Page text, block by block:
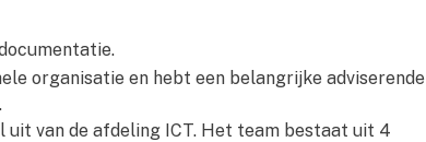
organisatie en hebt een belangrijke adviserende
van de afdeling ICT. Het team bestaat uit 4